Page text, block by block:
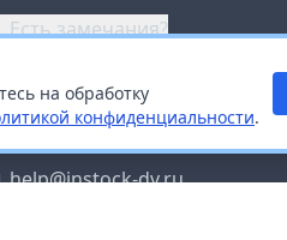
на обработку
конфиденциальности.
Есть замечания?
Заказать звонок
help@instock-dv.ru